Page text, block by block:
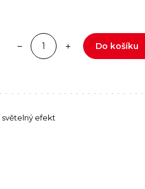
Do košíku
světelný efekt